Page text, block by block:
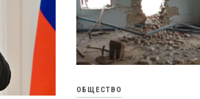
ОБЩЕСТВО